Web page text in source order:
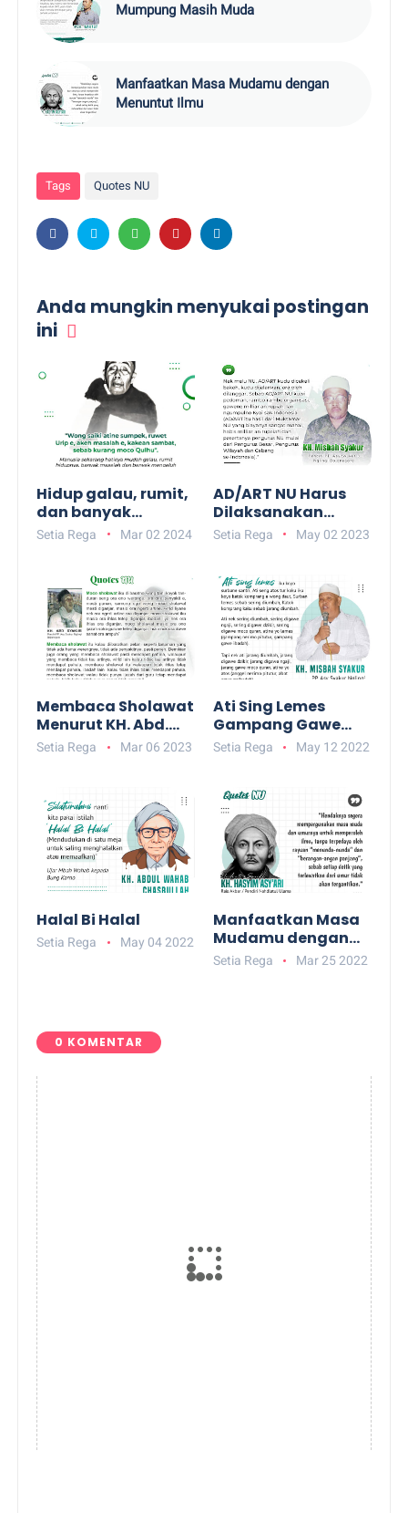
Mumpung Masih Muda
Manfaatkan Masa Mudamu dengan
Menuntut Ilmu
Tags Quotes NU
Anda mungkin menyukai postingan
ini
Hidup galau, rumit,
dan banyak
masalah, karena
kurang membaca
Setia Rega Mar 02 2024
AD/ART NU Harus
Dilaksanakan
Secara Baik dan
Maksimal
Setia Rega May 02 2023
Membaca Sholawat
Menurut KH. Abd.
Syakur Nglingi
Setia Rega Mar 06 2023
Ati Sing Lemes
Gampang Gawe
Ibadah
Setia Rega May 12 2022
Halal Bi Halal
Setia Rega May 04 2022
Manfaatkan Masa
Mudamu dengan
Menuntut Ilmu
Setia Rega Mar 25 2022
0 KOMENTAR